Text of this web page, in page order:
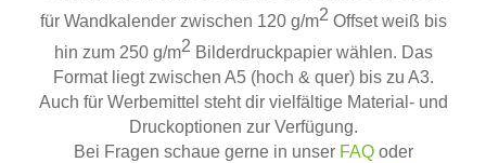
für Wandkalender zwischen 120 g/m2 Offset weiß bis
hin zum 250 g/m2 Bilderdruckpapier wählen. Das
Format liegt zwischen A5 (hoch & quer) bis zu A3.
Auch für Werbemittel steht dir vielfältige Material- und
Druckoptionen zur Verfügung.
Bei Fragen schaue gerne in unser FAQ oder